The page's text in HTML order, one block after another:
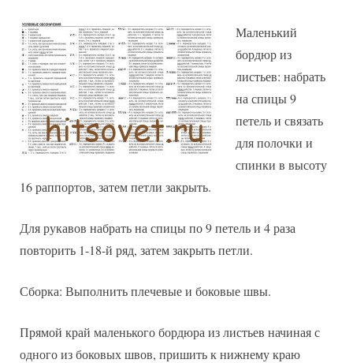
Маленький
бордюр из
листьев: набрать
на спицы 9
петель и связать
для полочки и
спинки в высоту
16 раппортов, затем петли закрыть.
Для рукавов набрать на спицы по 9 петель и 4 раза
повторить 1-18-й ряд, затем закрыть петли.
Сборка: Выполнить плечевые и боковые швы.
Прямой край маленького бордюра из листьев начиная с
одного из боковых швов, пришить к нижнему краю